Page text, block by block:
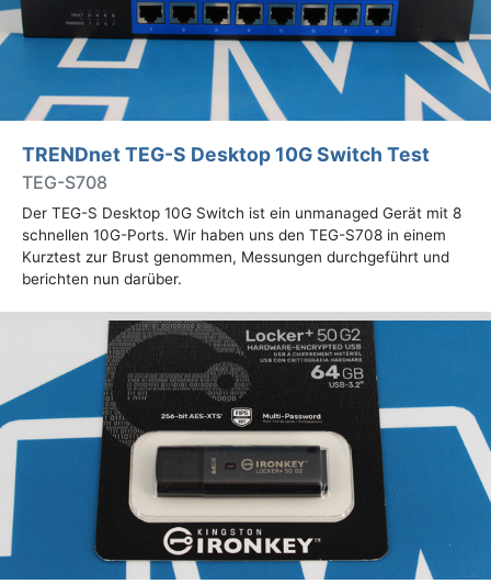
TRENDnet TEG-S Desktop 10G Switch Test
TEG-S708
Der TEG-S Desktop 10G Switch ist ein unmanaged Gerät mit 8
schnellen 10G-Ports. Wir haben uns den TEG-S708 in einem
Kurztest zur Brust genommen, Messungen durchgeführt und
berichten nun darüber.